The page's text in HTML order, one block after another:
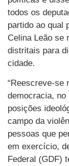
todos os
partido ao qual
Celina Leão se
distritais para
cidade.
“Reescreve-se
democracia, no
posições
campo da
pessoas que
em exercício,
Federal (GDF)